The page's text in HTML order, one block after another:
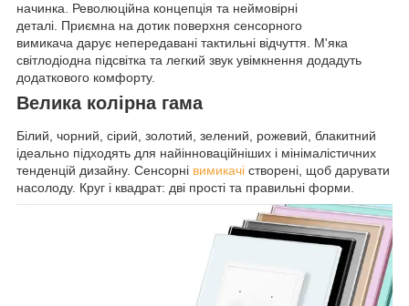
начинка. Революційна концепція та неймовірні
деталі. Приємна на дотик поверхня сенсорного
вимикача дарує непередавані тактильні відчуття. М'яка
світлодіодна підсвітка та легкий звук увімкнення додадуть
додаткового комфорту.
Велика колірна гама
Білий, чорний, сірий, золотий, зелений, рожевий, блакитний
ідеально підходять для найінноваційніших і мінімалістичних
тенденцій дизайну. Сенсорні вимикачі створені, щоб дарувати
насолоду. Круг і квадрат: дві прості та правильні форми.